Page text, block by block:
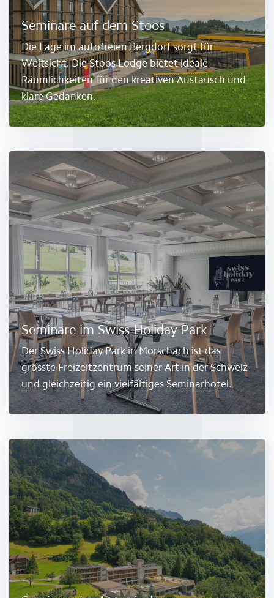
Seminare auf dem Stoos
Die Lage im autofreien Bergdorf sorgt für
Weitsicht. Die Stoos Lodge bietet ideale
Räumlichkeiten für den kreativen Austausch und
klare Gedanken.
Seminare im Swiss Holiday Park
Der Swiss Holiday Park in Morschach ist das
grösste Freizeitzentrum seiner Art in der Schweiz
und gleichzeitig ein vielfältiges Seminarhotel.